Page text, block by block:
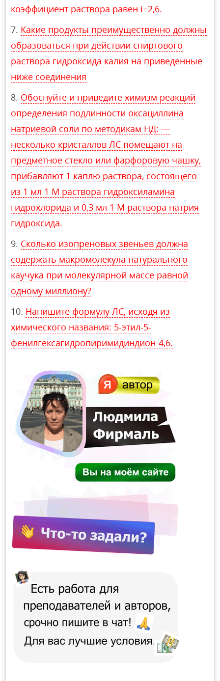
коэффициент раствора равен i=2,6.
Какие продукты преимущественно должны
образоваться при действии спиртового
раствора гидроксида калия на приведенные
ниже соединения
Обоснуйте и приведите химизм реакций
определения подлинности оксациллина
натриевой соли по методикам НД: —
несколько кристаллов ЛС помещают на
предметное стекло или фарфоровую чашку,
прибавляют 1 каплю раствора, состоящего
из 1 мл 1 М раствора гидроксиламина
гидрохлорида и 0,3 мл 1 М раствора натрия
гидроксида.
Сколько изопреновых звеньев должна
содержать макромолекула натурального
каучука при молекулярной массе равной
одному миллиону?
Напишите формулу ЛС, исходя из
химического названия: 5-этил-5-
фенилгексагидропиримидиндион-4,6.